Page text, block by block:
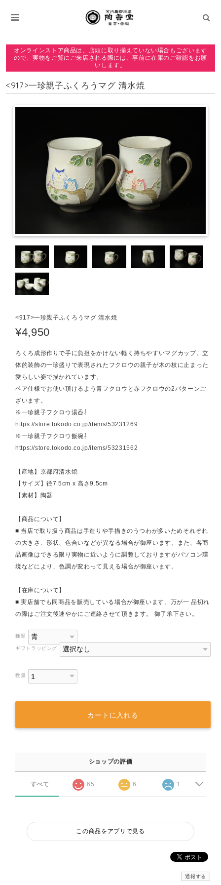
オンラインストア商品は、店頭に取り揃えていない場合もございます
ので、実物をご覧にご来店される際には、事前に在庫のご確認をお願
いします。
<917>一珍親子ふくろうマグ 清水焼
<917>一珍親子ふくろうマグ 清水焼
¥4,950
ろくろ成形作りで手に負担をかけない軽く持ちやすいマグカップ。立
体的装飾の一珍盛りで表現されたフクロウの親子が木の枝に止まった
愛らしい姿で描かれています。
ペア仕様でお使い頂けるよう青フクロウと赤フクロウの2パターンご
ざいます。
※一珍親子フクロウ湯呑⇩
https://store.tokodo.co.jp/items/53231269
※一珍親子フクロウ飯碗⇩
https://store.tokodo.co.jp/items/53231562
【産地】京都府清水焼
【サイズ】径7.5cm x 高さ9.5cm
【素材】陶器
【商品について】
■ 当店で取り扱う商品は手造りや手描きのうつわが多いためそれぞれ
の大きさ、形状、色合いなどが異なる場合が御座います。また、各商
品画像はできる限り実物に近いように調整しておりますがパソコン環
境などにより、色調が変わって見える場合が御座います。
【在庫について】
■ 実店舗でも同商品を販売している場合が御座います。万が一 品切れ
の際はご注文後速やかにご連絡させて頂きます。 御了承下さい。
種類
ギフトラッピング
数量
カートに入れる
ショップの評価
すべて 65 6 1
この商品をアプリで見る
通報する